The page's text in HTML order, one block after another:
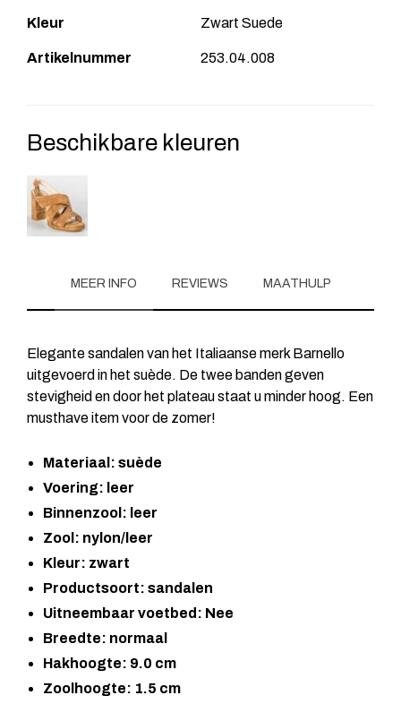
Kleur Zwart Suede
Artikelnummer 253.04.008
Beschikbare kleuren
MEER INFO REVIEWS MAATHULP
Elegante sandalen van het Italiaanse merk Barnello
uitgevoerd in het suède. De twee banden geven
stevigheid en door het plateau staat u minder hoog. Een
musthave item voor de zomer!
Materiaal: suède
Voering: leer
Binnenzool: leer
Zool: nylon/leer
Kleur: zwart
Productsoort: sandalen
Uitneembaar voetbed: Nee
Breedte: normaal
Hakhoogte: 9.0 cm
Zoolhoogte: 1.5 cm